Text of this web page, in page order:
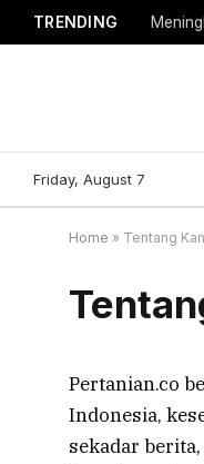
TRENDING
Friday, August 7
Home » Tentang
Pertanian.co
Indonesia,
sekadar